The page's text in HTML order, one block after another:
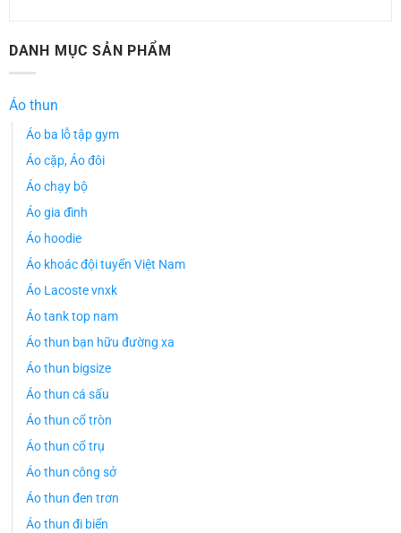
DANH MỤC SẢN PHẨM
Áo thun
Áo ba lỗ tập gym
Áo cặp, Áo đôi
Áo chạy bộ
Áo gia đình
Áo hoodie
Áo khoác đội tuyển Việt Nam
Áo Lacoste vnxk
Áo tank top nam
Áo thun bạn hữu đường xa
Áo thun bigsize
Áo thun cá sấu
Áo thun cổ tròn
Áo thun cổ trụ
Áo thun công sở
Áo thun đen trơn
Áo thun đi biển